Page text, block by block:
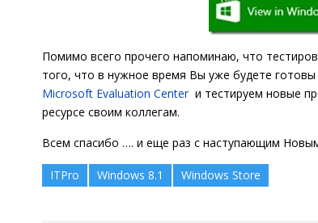
Помимо всего прочего напоминаю, что
того, что в нужное время Вы уже будете
Microsoft Evaluation Centerи тестируем новые
ресурсе своим коллегам.
Всем спасибо …. и еще раз с наступающим
ITPro Windows 8.1 Windows Store